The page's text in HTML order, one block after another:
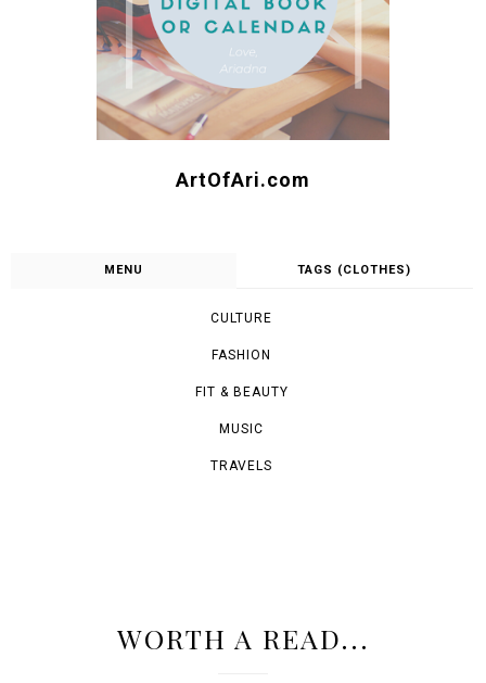
ArtOfAri.com
MENU TAGS (CLOTHES)
CULTURE
FASHION
FIT & BEAUTY
MUSIC
TRAVELS
WORTH A READ...